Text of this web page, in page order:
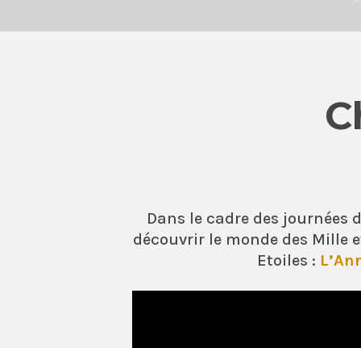
Dans le cadre des
découvrir le monde des Mille
Etoiles :